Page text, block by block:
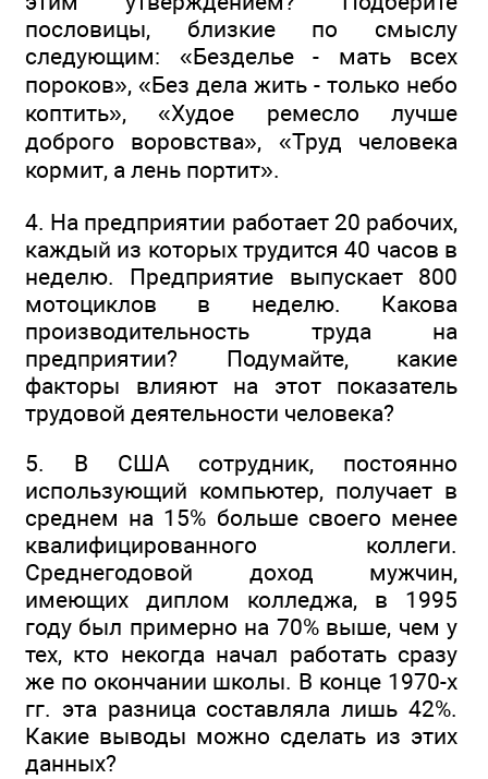
пословицы, близкие по смыслу
следующим: «Безделье - мать всех
пороков», «Без дела жить - только небо
коптить», «Худое ремесло лучше
доброго воровства», «Труд человека
кормит, а лень портит».
4. На предприятии работает 20 рабочих,
каждый из которых трудится 40 часов в
неделю. Предприятие выпускает 800
мотоциклов в неделю. Какова
производительность труда на
предприятии? Подумайте, какие
факторы влияют на этот показатель
трудовой деятельности человека?
5. В США сотрудник, постоянно
использующий компьютер, получает в
среднем на 15% больше своего менее
квалифицированного коллеги.
Среднегодовой доход мужчин,
имеющих диплом колледжа, в 1995
году был примерно на 70% выше, чем у
тех, кто некогда начал работать сразу
же по окончании школы. В конце 1970-х
гг. эта разница составляла лишь 42%.
Какие выводы можно сделать из этих
данных?